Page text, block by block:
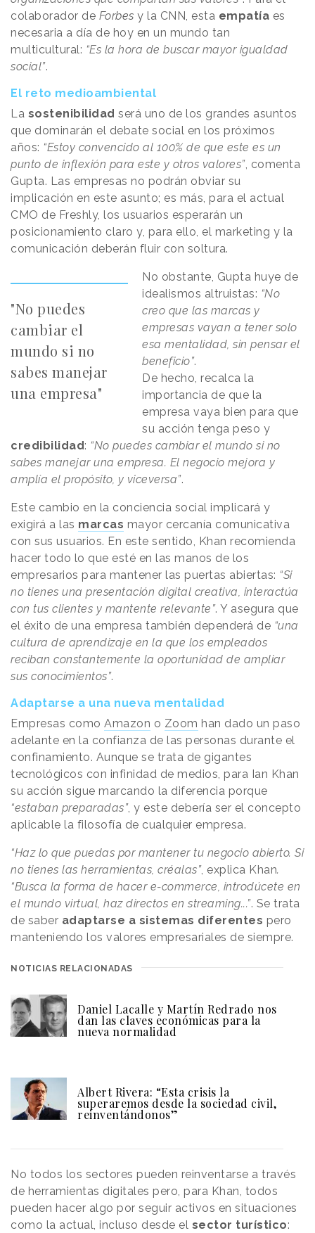
colaborador de Forbes y la CNN, esta empatía es
necesaria a día de hoy en un mundo tan
multicultural: “Es la hora de buscar mayor igualdad
social”.
El reto medioambiental
La sostenibilidad será uno de los grandes asuntos
que dominarán el debate social en los próximos
años: “Estoy convencido al 100% de que este es un
punto de inflexión para este y otros valores”, comenta
Gupta. Las empresas no podrán obviar su
implicación en este asunto; es más, para el actual
CMO de Freshly, los usuarios esperarán un
posicionamiento claro y, para ello, el marketing y la
comunicación deberán fluir con soltura.
"No puedes
cambiar el
mundo si no
sabes manejar
una empresa"
No obstante, Gupta huye de
idealismos altruistas: “No
creo que las marcas y
empresas vayan a tener solo
esa mentalidad, sin pensar el
beneficio”.
De hecho, recalca la
importancia de que la
empresa vaya bien para que
su acción tenga peso y
credibilidad: “No puedes cambiar el mundo si no
sabes manejar una empresa. El negocio mejora y
amplía el propósito, y viceversa”.
Este cambio en la conciencia social implicará y
exigirá a las marcas mayor cercanía comunicativa
con sus usuarios. En este sentido, Khan recomienda
hacer todo lo que esté en las manos de los
empresarios para mantener las puertas abiertas: “Si
no tienes una presentación digital creativa, interactúa
con tus clientes y mantente relevante”. Y asegura que
el éxito de una empresa también dependerá de “una
cultura de aprendizaje en la que los empleados
reciban constantemente la oportunidad de ampliar
sus conocimientos”.
Adaptarse a una nueva mentalidad
Empresas como Amazon o Zoom han dado un paso
adelante en la confianza de las personas durante el
confinamiento. Aunque se trata de gigantes
tecnológicos con infinidad de medios, para Ian Khan
su acción sigue marcando la diferencia porque
“estaban preparadas”, y este debería ser el concepto
aplicable la filosofía de cualquier empresa.
“Haz lo que puedas por mantener tu negocio abierto. Si
no tienes las herramientas, créalas”, explica Khan.
“Busca la forma de hacer e-commerce, introdúcete en
el mundo virtual, haz directos en streaming...”. Se trata
de saber adaptarse a sistemas diferentes pero
manteniendo los valores empresariales de siempre.
NOTICIAS RELACIONADAS
Daniel Lacalle y Martín Redrado nos
dan las claves económicas para la
nueva normalidad
Albert Rivera: “Esta crisis la
superaremos desde la sociedad civil,
reinventándonos”
No todos los sectores pueden reinventarse a través
de herramientas digitales pero, para Khan, todos
pueden hacer algo por seguir activos en situaciones
como la actual, incluso desde el sector turístico: